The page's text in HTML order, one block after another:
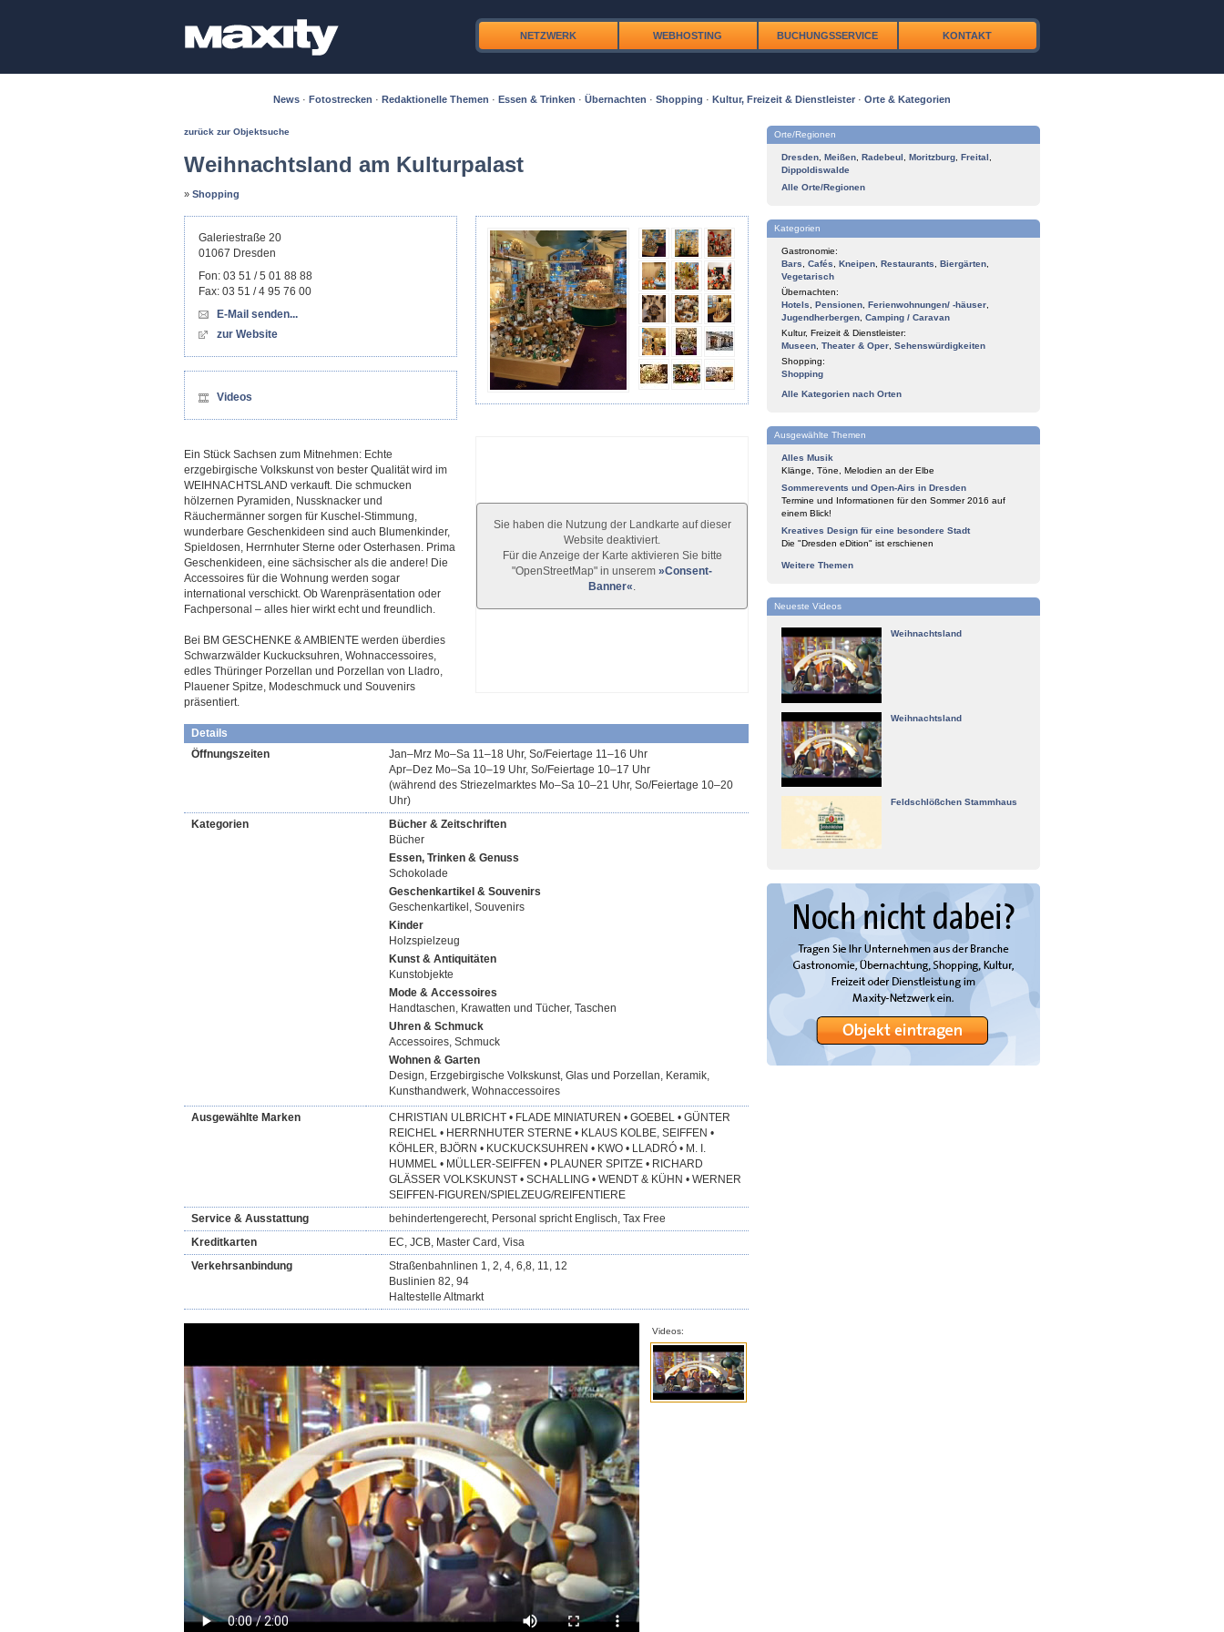
NETZWERK WEBHOSTING BUCHUNGSSERVICE KONTAKT
News · Fotostrecken · Redaktionelle Themen · Essen & Trinken · Übernachten · Shopping · Kultur, Freizeit & Dienstleister · Orte & Kategorien
zurück zur Objektsuche
Weihnachtsland am Kulturpalast
» Shopping
Sie haben die Nutzung der Landkarte auf dieser
Website deaktiviert.
Für die Anzeige der Karte aktivieren Sie bitte
"OpenStreetMap" in unserem »Consent-
Banner«
Galeriestraße 20
01067 Dresden
Fon: 03 51 / 5 01 88 88
Fax: 03 51 / 4 95 76 00
E-Mail senden...
zur Website
Videos
Ein Stück Sachsen zum Mitnehmen: Echte
erzgebirgische Volkskunst von bester Qualität wird im
WEIHNACHTSLAND verkauft. Die schmucken
hölzernen Pyramiden, Nussknacker und
Räuchermänner sorgen für Kuschel-Stimmung,
wunderbare Geschenkideen sind auch Blumenkinder,
Spieldosen, Herrnhuter Sterne oder Osterhasen. Prima
Geschenkideen, eine sächsischer als die andere! Die
Accessoires für die Wohnung werden sogar
international verschickt. Ob Warenpräsentation oder
Fachpersonal – alles hier wirkt echt und freundlich.
Bei BM GESCHENKE & AMBIENTE werden überdies
Schwarzwälder Kuckucksuhren, Wohnaccessoires,
edles Thüringer Porzellan und Porzellan von Lladro,
Plauener Spitze, Modeschmuck und Souvenirs
präsentiert.
Details
Öffnungszeiten
Jan–Mrz Mo–Sa 11–18 Uhr, So/Feiertage 11–16 Uhr
Apr–Dez Mo–Sa 10–19 Uhr, So/Feiertage 10–17 Uhr
(während des Striezelmarktes Mo–Sa 10–21 Uhr, So/Feiertage 10–20
Uhr)
Kategorien
Bücher & Zeitschriften
Bücher
Essen, Trinken & Genuss
Schokolade
Geschenkartikel & Souvenirs
Geschenkartikel, Souvenirs
Kinder
Holzspielzeug
Kunst & Antiquitäten
Kunstobjekte
Mode & Accessoires
Handtaschen, Krawatten und Tücher, Taschen
Uhren & Schmuck
Accessoires, Schmuck
Wohnen & Garten
Design, Erzgebirgische Volkskunst, Glas und Porzellan, Keramik,
Kunsthandwerk, Wohnaccessoires
Ausgewählte Marken
CHRISTIAN ULBRICHT • FLADE MINIATUREN • GOEBEL • GÜNTER
REICHEL • HERRNHUTER STERNE • KLAUS KOLBE, SEIFFEN •
KÖHLER, BJÖRN • KUCKUCKSUHREN • KWO • LLADRÓ • M. I.
HUMMEL • MÜLLER-SEIFFEN • PLAUNER SPITZE • RICHARD
GLÄSSER VOLKSKUNST • SCHALLING • WENDT & KÜHN • WERNER
SEIFFEN-FIGUREN/SPIELZEUG/REIFENTIERE
Service & Ausstattung
behindertengerecht, Personal spricht Englisch, Tax Free
Kreditkarten
EC, JCB, Master Card, Visa
Verkehrsanbindung
Straßenbahnlinen 1, 2, 4, 6,8, 11, 12
Buslinien 82, 94
Haltestelle Altmarkt
Videos:
Orte/Regionen
Dresden Meißen Radebeul Moritzburg Freital
Dippoldiswalde
Alle Orte/Regionen
Kategorien
Gastronomie:
Bars
Cafés Kneipen Restaurants Biergärten
Vegetarisch
Übernachten:
Hotels
Pensionen Ferienwohnungen/ -häuser
Jugendherbergen Camping / Caravan
Kultur, Freizeit & Dienstleister:
Museen Theater & Oper Sehenswürdigkeiten
Shopping:
Shopping
Alle Kategorien nach Orten
Ausgewählte Themen
Alles Musik
Klänge, Töne, Melodien an der Elbe
Sommerevents und Open-Airs in Dresden
Termine und Informationen für den Sommer 2016 auf
einem Blick!
Kreatives Design für eine besondere Stadt
Die "Dresden eDition" ist erschienen
Weitere Themen
Neueste Videos
Weihnachtsland
Weihnachtsland
Feldschlößchen Stammhaus